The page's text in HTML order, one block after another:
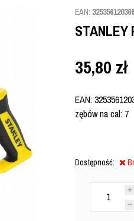
EAN:
STANLEY
35,80 zł
EAN:
zębów na cal: 7
Dostępność: